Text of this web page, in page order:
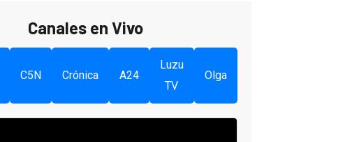
Canales en Vivo
C5N Crónica A24
Luzu
TV
Olga